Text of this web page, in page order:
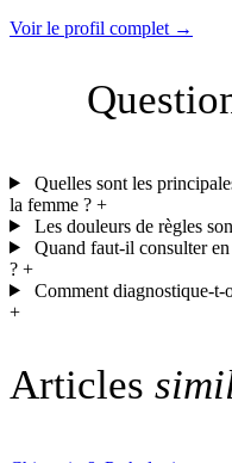
Voir le profil complet →
Quelles sont les
la femme ? +
Les douleurs de règles
Quand faut-il consulter
? +
Comment diagnostique-t-
+
Articles